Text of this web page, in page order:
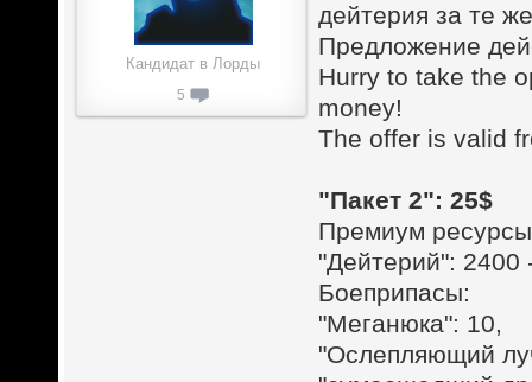
дейтерия за те
Предложение
Hurry to take the
money!
The offer is valid
"Пакет 2": 25$
Премиум
"Дейтерий": 2400
Боеприпасы:
"Меганюка": 10,
"Ослепляющий
Кандидат в Лорды
5